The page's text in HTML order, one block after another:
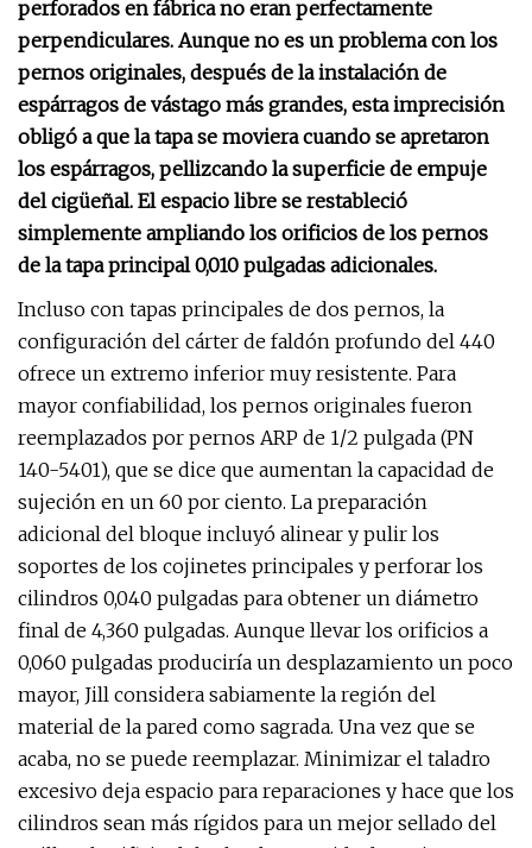
perforados en fábrica no eran perfectamente
perpendiculares. Aunque no es un problema con los
pernos originales, después de la instalación de
espárragos de vástago más grandes, esta imprecisión
obligó a que la tapa se moviera cuando se apretaron
los espárragos, pellizcando la superficie de empuje
del cigüeñal. El espacio libre se restableció
simplemente ampliando los orificios de los pernos
de la tapa principal 0,010 pulgadas adicionales.
Incluso con tapas principales de dos pernos, la
configuración del cárter de faldón profundo del 440
ofrece un extremo inferior muy resistente. Para
mayor confiabilidad, los pernos originales fueron
reemplazados por pernos ARP de 1/2 pulgada (PN
140-5401), que se dice que aumentan la capacidad de
sujeción en un 60 por ciento. La preparación
adicional del bloque incluyó alinear y pulir los
soportes de los cojinetes principales y perforar los
cilindros 0,040 pulgadas para obtener un diámetro
final de 4,360 pulgadas. Aunque llevar los orificios a
0,060 pulgadas produciría un desplazamiento un poco
mayor, Jill considera sabiamente la región del
material de la pared como sagrada. Una vez que se
acaba, no se puede reemplazar. Minimizar el taladro
excesivo deja espacio para reparaciones y hace que los
cilindros sean más rígidos para un mejor sellado del